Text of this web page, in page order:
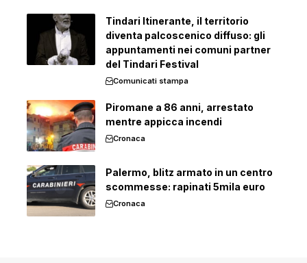
Tindari Itinerante, il territorio
diventa palcoscenico diffuso: gli
appuntamenti nei comuni partner
del Tindari Festival
Comunicati stampa
Piromane a 86 anni, arrestato
mentre appicca incendi
Cronaca
Palermo, blitz armato in un centro
scommesse: rapinati 5mila euro
Cronaca